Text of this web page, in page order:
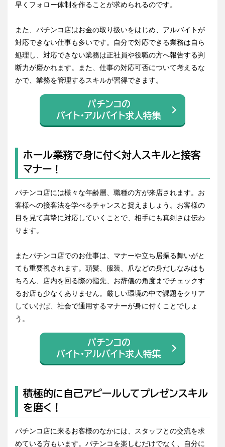
早くフォロー体制を作ることが求められるのです。
また、パチンコ店はお金の取り扱いをはじめ、アルバイトが
対応できない仕事も多いです。自分で対応できる業務は自ら
処理し、対応できない業務は正社員や役職の方へ報告する判
断力が磨かれます。また、仕事の対応可否について考えるな
かで、業務を管理するスキルが習得できます。
パチンコの
バイト・アルバイト求人特集
ホール業務で身に付く対人スキルと接客
マナー！
パチンコ店には様々な年齢層、職種の方が来店されます。お
客様への接客法を学べるチャンスと捉えましょう。お客様の
目を見て真摯に対応していくことで、相手にも真剣さは伝わ
ります。
またパチンコ店でのお仕事は、マナーや立ち居振る舞いがと
ても重要視されます。頭髪、服装、爪などの身だしなみはも
ちろん、店内を回る際の指先、お辞儀の角度までチェックす
るお店も少なくありません。厳しい環境の中で課題をクリア
していけば、社会で通用するマナーが身に付くことでしょ
う。
パチンコの
バイト・アルバイト求人特集
積極的に自己アピールしてプレゼンスキル
を磨く！
パチンコ店に来るお客様のなかには、スタッフとの交流を求
めている方もいます。パチンコを楽しむだけでなく、自分に